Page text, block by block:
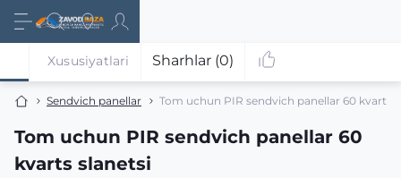
Sendvich panellar Tom uchun PIR sendvich panellar 60 kvarts
Tom uchun PIR sendvich panellar 60
kvarts slanetsi
Xususiyatlari Sharhlar (0)